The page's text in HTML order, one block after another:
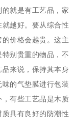
就是有工艺品，家
越好。要从综合性
价格会越贵。这主
别贵重的物品，不
来说，保持其本身
的气垫膜进行包装
有些工艺品是木质
具有良好的防潮性